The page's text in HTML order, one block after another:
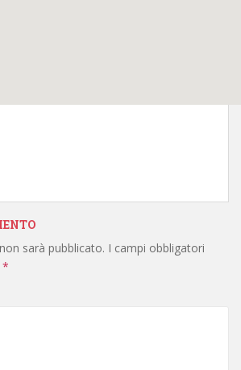
sarà pubblicato. I campi obbligatori
*